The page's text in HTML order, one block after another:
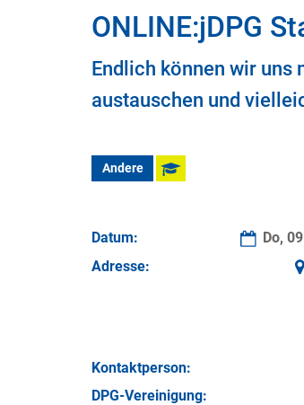
ONLINE:jDPG
Endlich können wir uns
austauschen und
Andere
Datum: Do,
Adresse:
Kontakt­person:
DPG-Vereinigung: